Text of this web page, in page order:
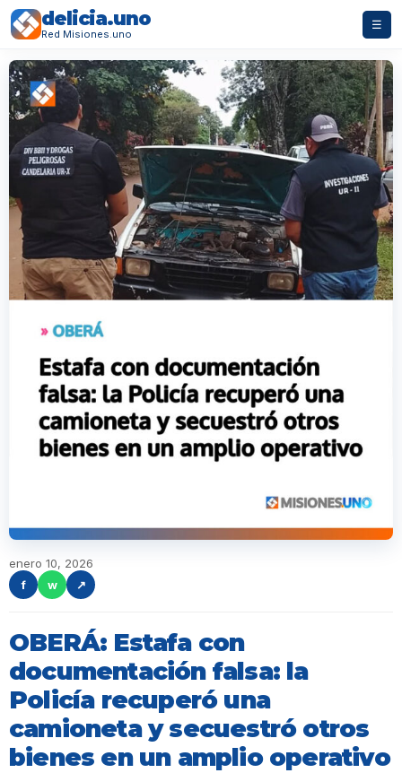
delicia.uno
Red Misiones.uno
☰
enero 10, 2026
f
w ↗
OBERÁ: Estafa con
documentación falsa: la
Policía recuperó una
camioneta y secuestró otros
bienes en un amplio operativo